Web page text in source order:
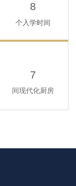
个入学时间
8
7
间现代化厨房